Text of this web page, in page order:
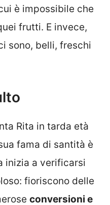
è impossibile che
frutti. E invece,
sono, belli, freschi
Rita in tarda età
fama di santità è
inizia a verificarsi
fioriscono delle
conversioni e